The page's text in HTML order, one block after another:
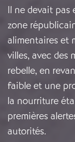
Il ne devait pas
zone
alimentaires et
villes, avec des
rebelle, en
faible et une
la nourriture
premières
autorités.